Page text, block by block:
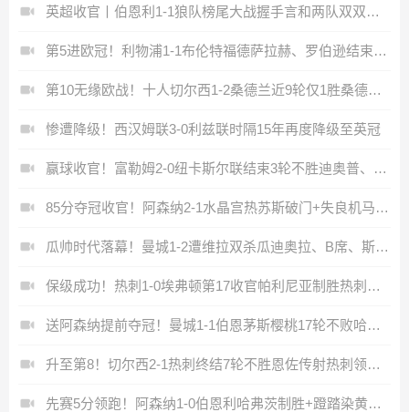
英超收官丨伯恩利1-1狼队榜尾大战握手言和两队双双降入英冠
第5进欧冠！利物浦1-1布伦特福德萨拉赫、罗伯逊结束9年红军生涯
第10无缘欧战！十人切尔西1-2桑德兰近9轮仅1胜桑德兰第7进欧战
惨遭降级！西汉姆联3-0利兹联时隔15年再度降级至英冠
赢球收官！富勒姆2-0纽卡斯尔联结束3轮不胜迪奥普、凯尔尼破门
85分夺冠收官！阿森纳2-1水晶宫热苏斯破门+失良机马杜埃凯建功
瓜帅时代落幕！曼城1-2遭维拉双杀瓜迪奥拉、B席、斯通斯告别战
保级成功！热刺1-0埃弗顿第17收官帕利尼亚制胜热刺近6轮仅1负
送阿森纳提前夺冠！曼城1-1伯恩茅斯樱桃17轮不败哈兰德扳平
升至第8！切尔西2-1热刺终结7轮不胜恩佐传射热刺领先降级区2分
先赛5分领跑！阿森纳1-0伯恩利哈弗茨制胜+蹬踏染黄萨卡献助攻